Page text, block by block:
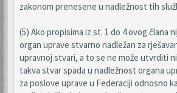
zakonom prenesene u nadležnost tih
(5) Ako propisima iz st. 1 do 4 ovog člana
organ uprave stvarno nadležan za
upravnoj stvari, a to se ne može utvrditi
takva stvar spada u nadležnost organa
za poslove uprave u Federaciji odnosno